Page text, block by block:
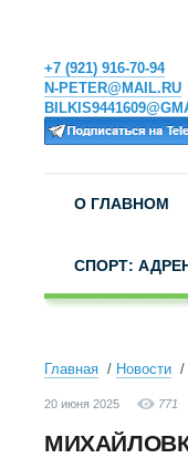
+7 (921) 916-70-94
N-PETER@MAIL.RU
О ГЛАВНОМ
СПОРТ:
Главная Новости
20 июня 2025 771